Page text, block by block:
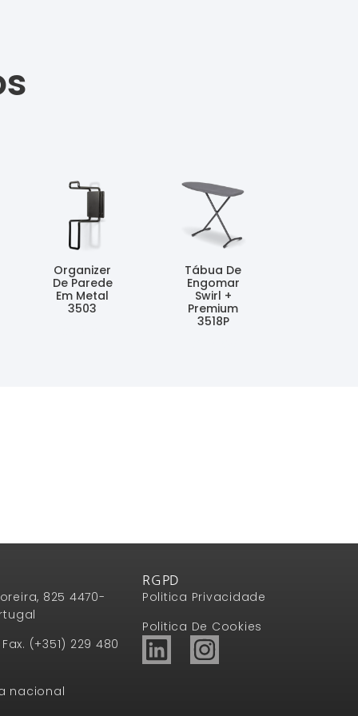
Organizer
De Parede
Em Metal
3503
Tábua De
Engomar
Swirl +
Premium
3518P
825 4470-
(+351) 229 480
nacional
RGPD
Politica Privacidade
Politica De Cookies